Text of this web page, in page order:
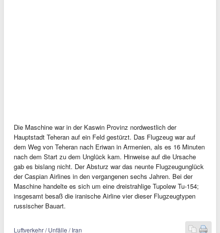
Die Maschine war in der Kaswin Provinz nordwestlich der
Hauptstadt Teheran auf ein Feld gestürzt. Das Flugzeug war auf
dem Weg von Teheran nach Eriwan in Armenien, als es 16 Minuten
nach dem Start zu dem Unglück kam. Hinweise auf die Ursache
gab es bislang nicht. Der Absturz war das neunte Flugzeugunglück
der Caspian Airlines in den vergangenen sechs Jahren. Bei der
Maschine handelte es sich um eine dreistrahlige Tupolew Tu-154;
insgesamt besaß die iranische Airline vier dieser Flugzeugtypen
russischer Bauart.
Luftverkehr / Unfälle / Iran